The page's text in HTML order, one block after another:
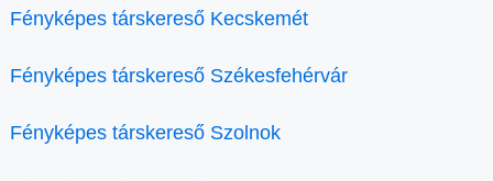
Fényképes társkereső Kecskemét
Fényképes társkereső Székesfehérvár
Fényképes társkereső Szolnok